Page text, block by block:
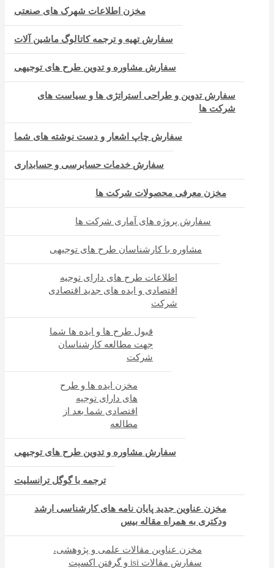
مخزن اطلاعات شهرک های صنعتی
سفارش تهیه و ترجمه کاتالوگ ماشین آلات
سفارش مشاوره و تدوین طرح های توجیهی
سفارش تدوین و طراحی استراتژی ها و سیاست های
شرکت ها
سفارش چاپ اشعار و دست نوشته های شما
سفارش خدمات حسابرسی و حسابداری
مخزن معرفی محصولات شرکت ها
سفارش پروژه های آماری شرکت ها
مشاوره با کارشناسان طرح های توجیهی
اطلاعات طرح های دارای توجیه
اقتصادی و ایده های جدید اقتصادی
شرکت
قبول طرح ها و ایده ها شما
جهت مطالعه کارشناسان
شرکت
مخزن ایده ها و طرح
های دارای توجیه
اقتصادی شما بعد از
مطالعه
سفارش مشاوره و تدوین طرح های توجیهی
ترجمه با گوگل ترانسلیت
مخزن عناوین جدید پایان نامه های کارشناسی ارشد
ودکتری به همراه مقاله بیس
مخزن عناوین مقالات علمی و پژوهشی،
سفارش مقالات isi و گرفتن اکسپت